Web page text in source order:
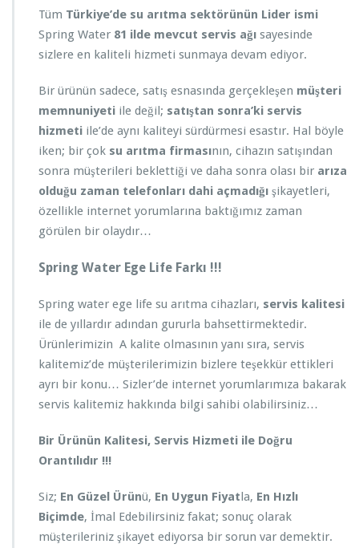
T
K
L
S
U
A
I
T
M
A
V
S
i
ç
i
n
Tüm Türkiye’de su arıtma sektörünün Lider ismi
Spring Water 81 ilde mevcut servis ağı sayesinde
sizlere en kaliteli hizmeti sunmaya devam ediyor.
Bir ürünün sadece, satış esnasında gerçekleşen müşteri
memnuniyeti ile değil; satıştan sonra’ki servis
hizmeti ile’de aynı kaliteyi sürdürmesi esastır. Hal böyle
iken; bir çok su arıtma firmasının, cihazın satışından
sonra müşterileri beklettiği ve daha sonra olası bir arıza
olduğu zaman telefonları dahi açmadığı şikayetleri,
özellikle internet yorumlarına baktığımız zaman
görülen bir olaydır…
Spring Water Ege Life Farkı !!!
Spring water ege life su arıtma cihazları, servis kalitesi
ile de yıllardır adından gururla bahsettirmektedir.
Ürünlerimizin A kalite olmasının yanı sıra, servis
kalitemiz’de müşterilerimizin bizlere teşekkür ettikleri
ayrı bir konu… Sizler’de internet yorumlarımıza bakarak
servis kalitemiz hakkında bilgi sahibi olabilirsiniz…
Bir Ürünün Kalitesi, Servis Hizmeti ile Doğru
Orantılıdır !!!
Siz; En Güzel Ürünü, En Uygun Fiyatla, En Hızlı
Biçimde, İmal Edebilirsiniz fakat; sonuç olarak
müşterileriniz şikayet ediyorsa bir sorun var demektir.